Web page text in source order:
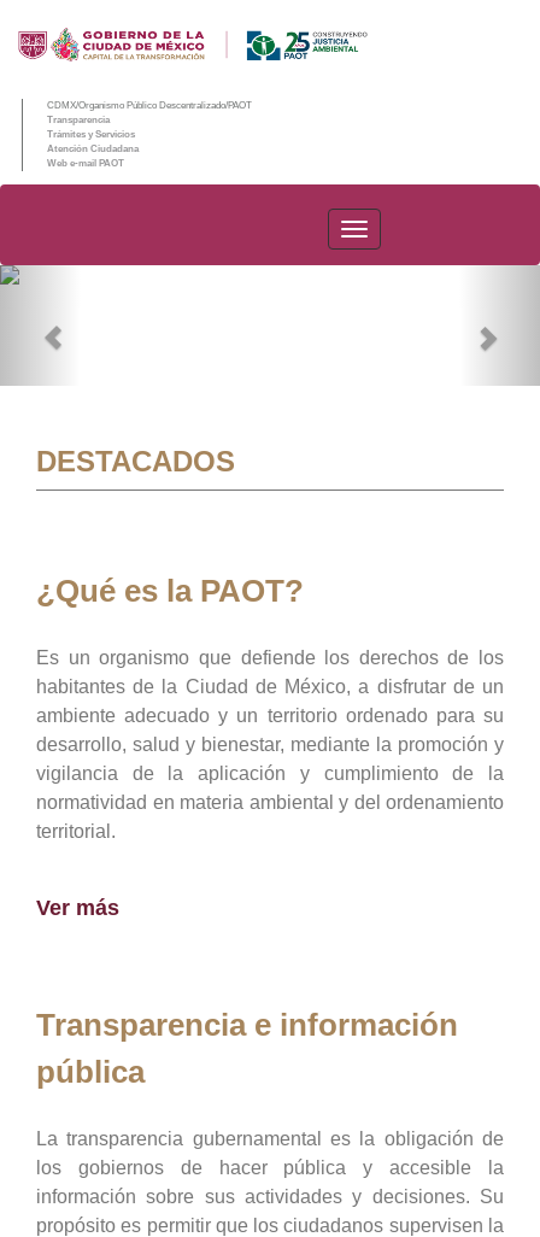
CDMX/Organismo Público Descentralizado/PAOT
Transparencia
Trámites y Servicios
Atención Ciudadana
Web e-mail PAOT
PAOT
DESTACADOS
¿Qué es la PAOT?
Es un organismo que defiende los derechos de los
habitantes de la Ciudad de México, a disfrutar de un
ambiente adecuado y un territorio ordenado para su
desarrollo, salud y bienestar, mediante la promoción y
vigilancia de la aplicación y cumplimiento de la
normatividad en materia ambiental y del ordenamiento
territorial.
Ver más
Transparencia e información
pública
La transparencia gubernamental es la obligación de
los gobiernos de hacer pública y accesible la
información sobre sus actividades y decisiones. Su
propósito es permitir que los ciudadanos supervisen la